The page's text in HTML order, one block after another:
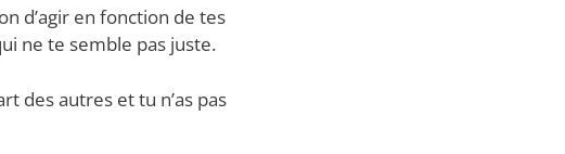
d’agir en fonction de tes
ne te semble pas juste.
des autres et tu n’as pas